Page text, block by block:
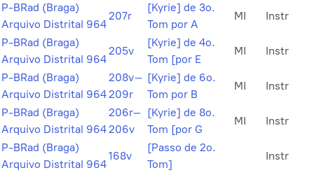
P-BRad (Braga)
Arquivo Distrital 964
207r
[Kyrie] de 3o.
Tom por A
MI
Instr
P-BRad (Braga)
Arquivo Distrital 964
205v
[Kyrie] de 4o.
Tom [por E
MI
Instr
P-BRad (Braga)
Arquivo Distrital 964
208v–
209r
[Kyrie] de 6o.
Tom por B
MI
Instr
P-BRad (Braga)
Arquivo Distrital 964
206r–
206v
[Kyrie] de 8o.
Tom [por G
MI
Instr
P-BRad (Braga)
Arquivo Distrital 964
168v
[Passo de 2o.
Tom]
Instr